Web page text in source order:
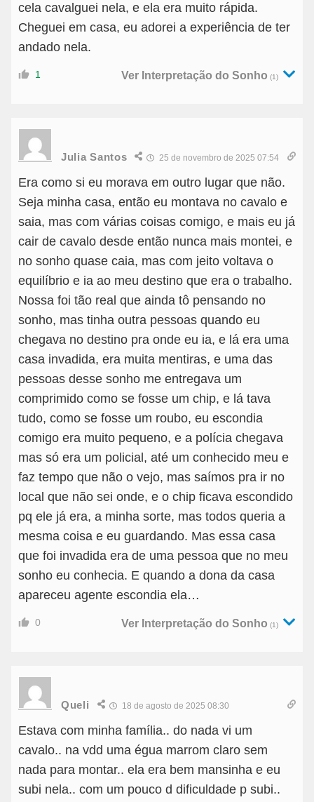
cela cavalguei nela, e ela era muito rápida.
Cheguei em casa, eu adorei a experiência de ter
andado nela.
1 Ver Interpretação do Sonho (1)
Julia Santos 25 de novembro de 2025 07:54
Era como si eu morava em outro lugar que não.
Seja minha casa, então eu montava no cavalo e
saia, mas com várias coisas comigo, e mais eu já
cair de cavalo desde então nunca mais montei, e
no sonho quase caia, mas com jeito voltava o
equilíbrio e ia ao meu destino que era o trabalho.
Nossa foi tão real que ainda tô pensando no
sonho, mas tinha outra pessoas quando eu
chegava no destino pra onde eu ia, e lá era uma
casa invadida, era muita mentiras, e uma das
pessoas desse sonho me entregava um
comprimido como se fosse um chip, e lá tava
tudo, como se fosse um roubo, eu escondia
comigo era muito pequeno, e a polícia chegava
mas só era um policial, até um conhecido meu e
faz tempo que não o vejo, mas saímos pra ir no
local que não sei onde, e o chip ficava escondido
pq ele já era, a minha sorte, mas todos queria a
mesma coisa e eu guardando. Mas essa casa
que foi invadida era de uma pessoa que no meu
sonho eu conhecia. E quando a dona da casa
apareceu agente escondia ela…
0 Ver Interpretação do Sonho (1)
Queli 18 de agosto de 2025 08:30
Estava com minha família.. do nada vi um
cavalo.. na vdd uma égua marrom claro sem
nada para montar.. ela era bem mansinha e eu
subi nela.. com um pouco d dificuldade p subi..